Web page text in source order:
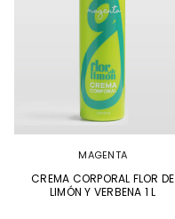
MAGENTA
CREMA CORPORAL FLOR DE
LIMÓN Y VERBENA 1 L